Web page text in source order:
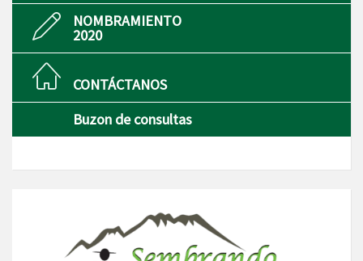
NOMBRAMIENTO
2020
CONTÁCTANOS
Buzon de consultas